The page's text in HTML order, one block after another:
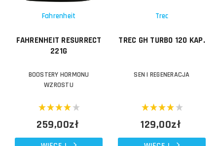
Fahrenheit
FAHRENHEIT RESURRECT
221G
BOOSTERY HORMONU
WZROSTU
259,00zł
Trec
TREC GH TURBO 120 KAP.
SEN I REGENERACJA
129,00zł